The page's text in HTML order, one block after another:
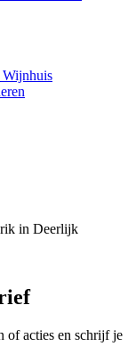
of acties en schrijf je